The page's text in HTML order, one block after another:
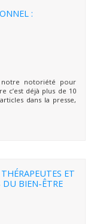
:
notre notoriété pour
c’est déjà plus de 10
dans la presse,
ET
DU BIEN-ÊTRE